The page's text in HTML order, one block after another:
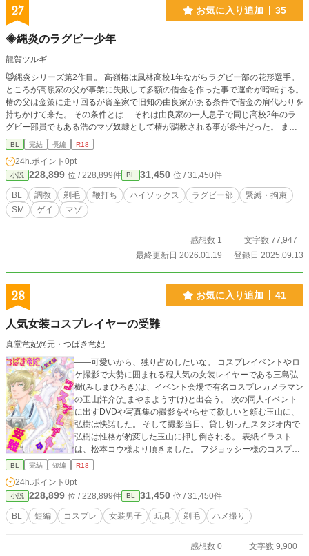
27 お気に入り追加 35
◈縄炎のラグビー少年
龍賀ツルギ
😺縄炎シリーズ第2作目。 高嶺椿は風林高校1年ながらラグビー部の花形選手。
ところが高嶺家の父が事業に失敗して多額の借金を作った事で運命が暗転する。
椿の父は金策に走り回るが資産家で旧知の由良家がある条件で借金の肩代わりを
持ちかけて来た。 その条件とは… それは由良家の一人息子で同じ高校2年のラ
グビー部員でもある浩のマゾ奴隷として椿が調教される事が条件だった。 また
由良家で椿の調教を担当する調教師は丸山と言う名の通った調教師。 椿は浩と
丸山の調教で被虐に快感に感じてしまう身体に作り変えられてしまう… 🍄ラグ
ビー少年が調教される話はショートショートのラガー少年緊縛特訓で書いてます
し、ローズバットNIGHTでも大学ラグビー選手マモルを緊縛調教する話も書い
てますが、今回は高嶺椿という美少年のラグビー選手が調教されマゾに目覚める
鬼畜話です。 縄炎少年◈楓と同じ世界線のお話になります❗️
BL 完結 長編 R18
24h.ポイント 0pt
小説 228,899 位 / 228,899件 BL 31,450 位 / 31,450件
BL 調教 剃毛 鞭打ち ハイソックス ラグビー部
緊縛・拘束
SM
ゲイ マゾ
感想数 1
文字数 77,947
最終更新日 2026.01.19
登録日 2025.09.13
28 お気に入り追加 41
人気女装コスプレイヤーの受難
真堂竜妃@元・つばき竜妃
――可愛いから、独り占めしたいな。 コスプレイベントやロ
ケ撮影で大勢に囲まれる程人気の女装レイヤーである三島弘
樹(みしまひろき)は、イベント会場で有名コスプレカメラマン
の玉山洋介(たまやまようすけ)と出会う。 次の同人イベント
に出すDVDや写真集の撮影をやらせて欲しいと頼む玉山に、
弘樹は快諾した。 そして撮影当日、貸し切ったスタジオ内で
弘樹は性格が豹変した玉山に押し倒される。 表紙イラスト
は、松本コウ様より頂きました。 フジョッシー様のコスプレ
短編コンテストに提出、選外でしたが公式Twitter上にて書評
BL 完結 短編 R18
24h.ポイント 0pt
小説 228,899 位 / 228,899件 BL 31,450 位 / 31,450件
BL 短編 コスプレ 女装男子 玩具 剃毛 ハメ撮り
感想数 0
文字数 9,900